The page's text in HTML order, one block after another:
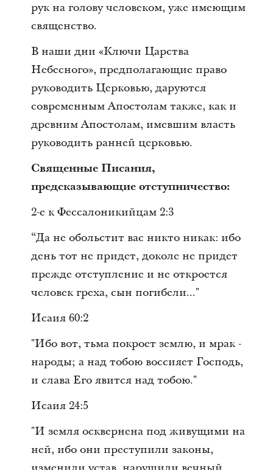
рук на голову человеком, уже имеющим
священство.
В наши дни «Ключи Царства
Небесного», предполагающие право
руководить Церковью, даруются
современным Апостолам также, как и
древним Апостолам, имевшим власть
руководить ранней церковью.
Священные Писания,
предсказывающие отступничество:
2-е к Фессалоникийцам 2:3
“Да не обольстит вас никто никак: ибо
день тот не придет, доколе не придет
прежде отступление и не откроется
человек греха, сын погибели..."
Исаия 60:2
"Ибо вот, тьма покроет землю, и мрак -
народы; а над тобою воссияет Господь,
и слава Его явится над тобою."
Исаия 24:5
"И земля осквернена под живущими на
ней, ибо они преступили законы,